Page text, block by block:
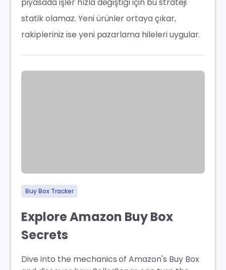
statik olamaz. Yeni ürünler ortaya çıkar,
rakipleriniz ise yeni pazarlama hileleri uygular.
Buy Box Tracker
Explore Amazon Buy Box
Secrets
Dive into the mechanics of Amazon's Buy Box